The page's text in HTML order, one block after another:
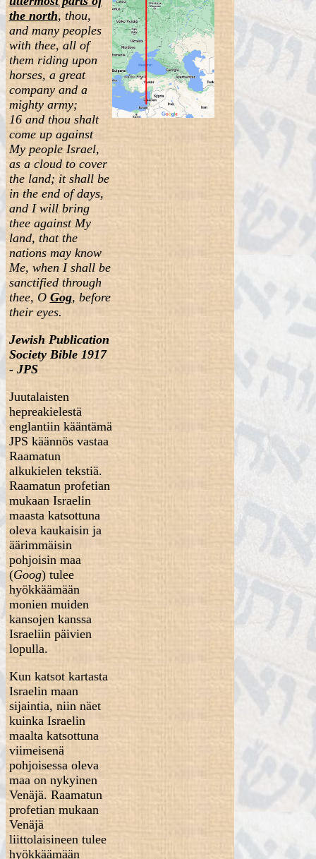
the north, thou,
and many peoples
with thee, all of
them riding upon
horses, a great
company and a
mighty army;
16 and thou shalt
come up against
My people Israel,
as a cloud to cover
the land; it shall be
in the end of days,
and I will bring
thee against My
land, that the
nations may know
Me, when I shall be
sanctified through
thee, O Gog, before
their eyes.
Jewish Publication
Society Bible 1917
- JPS
Juutalaisten
hepreakielestä
englantiin kääntämä
JPS käännös vastaa
Raamatun
alkukielen tekstiä.
Raamatun profetian
mukaan Israelin
maasta katsottuna
oleva kaukaisin ja
äärimmäisin
pohjoisin maa
(Goog) tulee
hyökkäämään
monien muiden
kansojen kanssa
Israeliin päivien
lopulla.
Kun katsot kartasta
Israelin maan
sijaintia, niin näet
kuinka Israelin
maalta katsottuna
viimeisenä
pohjoisessa oleva
maa on nykyinen
Venäjä. Raamatun
profetian mukaan
Venäjä
liittolaisineen tulee
hyökkäämään